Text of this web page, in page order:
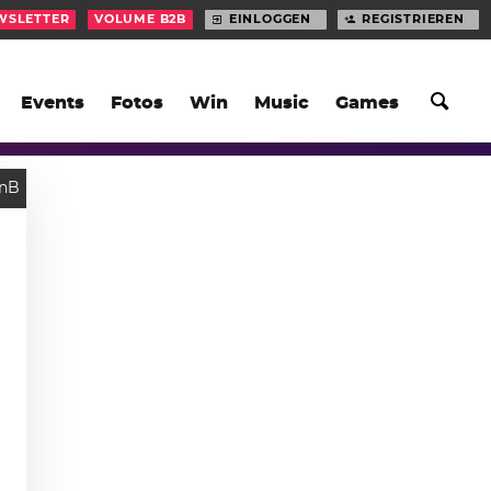
Events Fotos Win Music Games
VOLUME B2B EINLOGGEN REGISTRIEREN